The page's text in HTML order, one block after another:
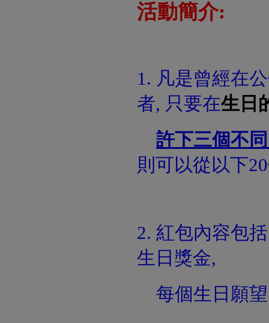
活動簡介:
1. 凡是曾經在
者, 只要在生日
許下三個不
則可以從以下
2. 紅包內容包
生日獎金,
每個生日願望